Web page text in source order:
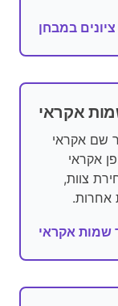
במבחן
אקראי
שם אקראי
אקראי
צוות,
אחרות.
שמות אקראי